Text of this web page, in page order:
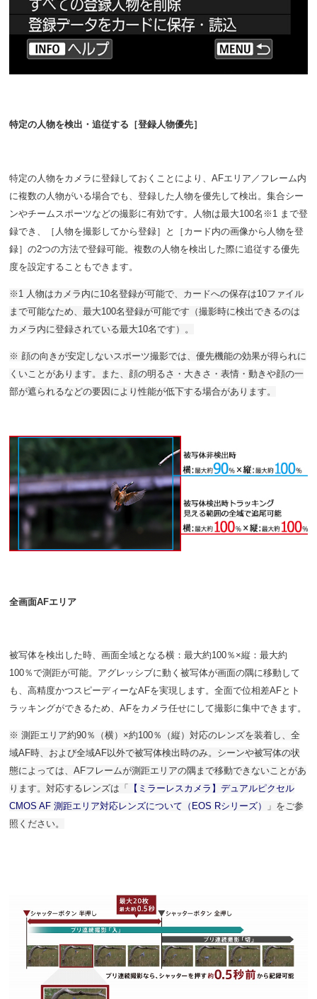
特定の人物を検出・追従する［登録人物優先］
特定の人物をカメラに登録しておくことにより、AFエリア／フレーム内
に複数の人物がいる場合でも、登録した人物を優先して検出。集合シー
ンやチームスポーツなどの撮影に有効です。人物は最大100名※1 まで登
録でき、［人物を撮影してから登録］と［カード内の画像から人物を登
録］の2つの方法で登録可能。複数の人物を検出した際に追従する優先
度を設定することもできます。
※1 人物はカメラ内に10名登録が可能で、カードへの保存は10ファイル
まで可能なため、最大100名登録が可能です（撮影時に検出できるのは
カメラ内に登録されている最大10名です）。
※ 顔の向きが安定しないスポーツ撮影では、優先機能の効果が得られに
くいことがあります。また、顔の明るさ・大きさ・表情・動きや顔の一
部が遮られるなどの要因により性能が低下する場合があります。
全画面AFエリア
被写体を検出した時、画面全域となる横：最大約100％×縦：最大約
100％で測距が可能。アグレッシブに動く被写体が画面の隅に移動して
も、高精度かつスピーディーなAFを実現します。全面で位相差AFとト
ラッキングができるため、AFをカメラ任せにして撮影に集中できます。
※ 測距エリア約90％（横）×約100％（縦）対応のレンズを装着し、全
域AF時、および全域AF以外で被写体検出時のみ。シーンや被写体の状
態によっては、AFフレームが測距エリアの隅まで移動できないことがあ
ります。対応するレンズは「
【ミラーレスカメラ】デュアルピクセル
CMOS AF 測距エリア対応レンズについて（EOS Rシリーズ）
」をご参
照ください。